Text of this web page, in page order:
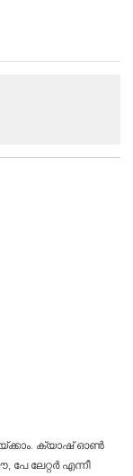
ക്യാഷ് ഓൺ
ലേറ്റർ എന്നീ